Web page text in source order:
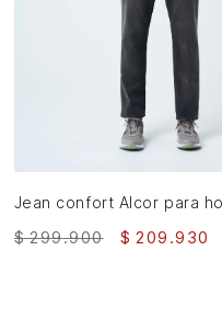
32 36
AGREGAR AL CARRITO
$ 299.900 $ 209 .930